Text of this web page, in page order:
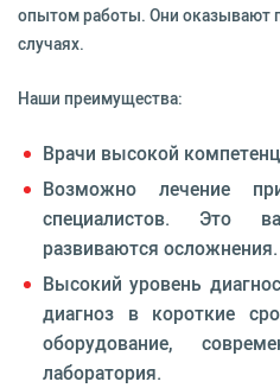
опытом работы. Они
случаях.
Наши преимущества:
Врачи высокой
Возможно лечение
специалистов. Это
развиваются осложнения.
Высокий уровень
диагноз в короткие
оборудование,
лаборатория.